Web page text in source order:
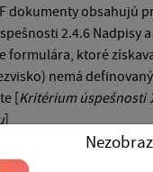
dokumenty obsahujú
2.4.6 Nadpisy
formulára, ktoré
nemá
[Kritérium úspešnosti
]
sídle sa môže
v šírke 320 CSS